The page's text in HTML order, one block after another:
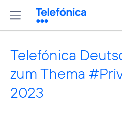
Telefónica
zum Thema
2023